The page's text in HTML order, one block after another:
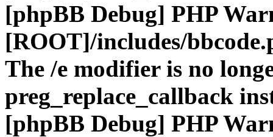
[phpBB Debug] PHP
[ROOT]/includes/
The /e modifier is no
preg_replace_callback
[phpBB Debug] PHP